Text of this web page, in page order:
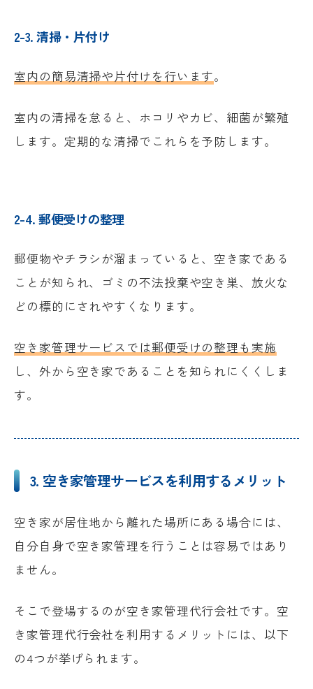
2-3. 清掃・片付け
室内の簡易清掃や片付けを行います。
室内の清掃を怠ると、ホコリやカビ、細菌が繁殖
します。定期的な清掃でこれらを予防します。
2-4. 郵便受けの整理
郵便物やチラシが溜まっていると、空き家である
ことが知られ、ゴミの不法投棄や空き巣、放火な
どの標的にされやすくなります。
空き家管理サービスでは郵便受けの整理も実施
し、外から空き家であることを知られにくくしま
す。
3. 空き家管理サービスを利用するメリット
空き家が居住地から離れた場所にある場合には、
自分自身で空き家管理を行うことは容易ではあり
ません。
そこで登場するのが空き家管理代行会社です。空
き家管理代行会社を利用するメリットには、以下
の4つが挙げられます。